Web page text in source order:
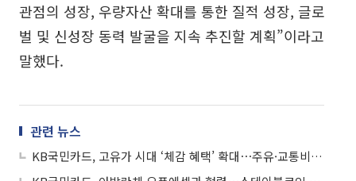
관점의 성장, 우량자산 확대를 통한 질적 성장, 글로
벌 및 신성장 동력 발굴을 지속 추진할 계획”이라고
말했다.
관련 뉴스
KB국민카드, 고유가 시대 ‘체감 혜택’ 확대⋯주유·교통비 지원 강화